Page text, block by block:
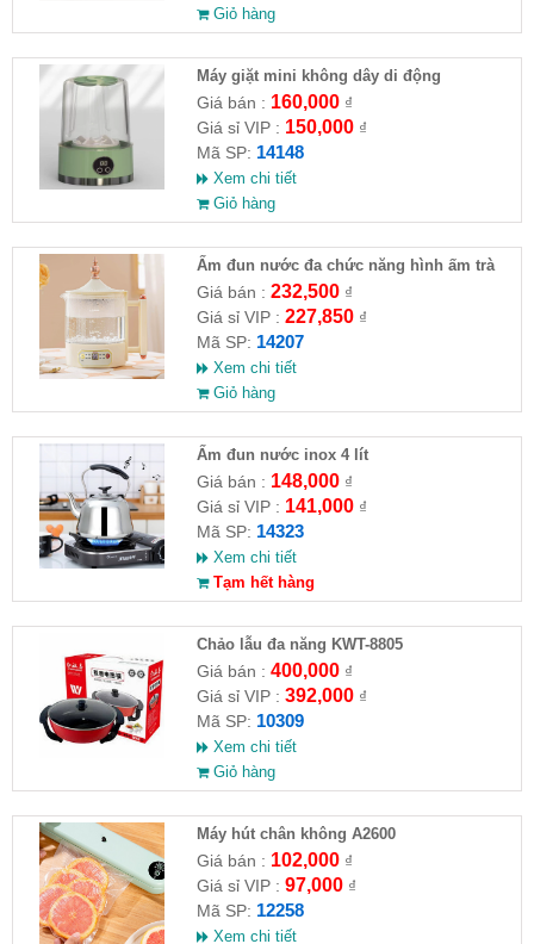
Giỏ hàng
Máy giặt mini không dây di động
Giá bán : 160,000₫
Giá sỉ VIP : 150,000₫
Mã SP: 14148
Xem chi tiết
Giỏ hàng
Ấm đun nước đa chức năng hình ấm trà
Giá bán : 232,500₫
Giá sỉ VIP : 227,850₫
Mã SP: 14207
Xem chi tiết
Giỏ hàng
Ấm đun nước inox 4 lít
Giá bán : 148,000₫
Giá sỉ VIP : 141,000₫
Mã SP: 14323
Xem chi tiết
Tạm hết hàng
Chảo lẫu đa năng KWT-8805
Giá bán : 400,000₫
Giá sỉ VIP : 392,000₫
Mã SP: 10309
Xem chi tiết
Giỏ hàng
Máy hút chân không A2600
Giá bán : 102,000₫
Giá sỉ VIP : 97,000₫
Mã SP: 12258
Xem chi tiết